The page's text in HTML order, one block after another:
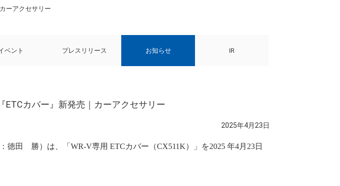
ーアクセサリー
ベント プレスリリース お知らせ IR
ETCカバー』新発売｜カーアクセサリー
2025年4月23日
徳田 勝）は、「WR-V専用 ETCカバー（CX511K）」を2025 年4月23日